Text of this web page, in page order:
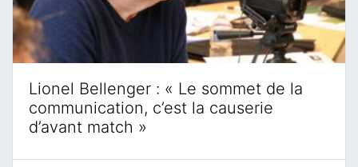
Lionel Bellenger : « Le sommet de la
communication, c’est la causerie
d’avant match »